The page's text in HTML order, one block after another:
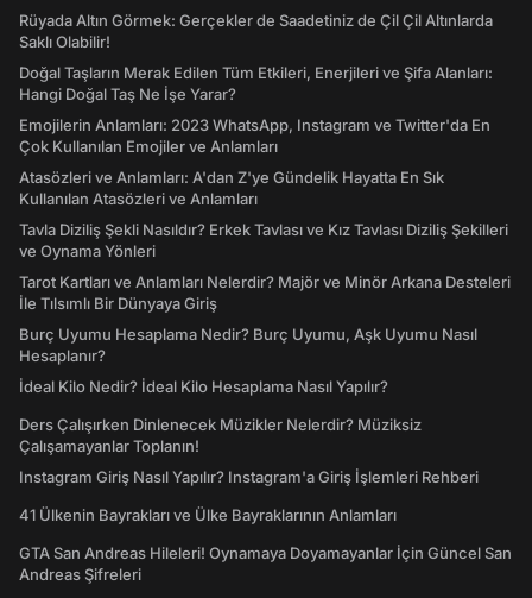
Rüyada Altın Görmek: Gerçekler de Saadetiniz de Çil Çil Altınlarda
Saklı Olabilir!
Doğal Taşların Merak Edilen Tüm Etkileri, Enerjileri ve Şifa Alanları:
Hangi Doğal Taş Ne İşe Yarar?
Emojilerin Anlamları: 2023 WhatsApp, Instagram ve Twitter'da En
Çok Kullanılan Emojiler ve Anlamları
Atasözleri ve Anlamları: A'dan Z'ye Gündelik Hayatta En Sık
Kullanılan Atasözleri ve Anlamları
Tavla Diziliş Şekli Nasıldır? Erkek Tavlası ve Kız Tavlası Diziliş Şekilleri
ve Oynama Yönleri
Tarot Kartları ve Anlamları Nelerdir? Majör ve Minör Arkana Desteleri
İle Tılsımlı Bir Dünyaya Giriş
Burç Uyumu Hesaplama Nedir? Burç Uyumu, Aşk Uyumu Nasıl
Hesaplanır?
İdeal Kilo Nedir? İdeal Kilo Hesaplama Nasıl Yapılır?
Ders Çalışırken Dinlenecek Müzikler Nelerdir? Müziksiz
Çalışamayanlar Toplanın!
Instagram Giriş Nasıl Yapılır? Instagram'a Giriş İşlemleri Rehberi
41 Ülkenin Bayrakları ve Ülke Bayraklarının Anlamları
GTA San Andreas Hileleri! Oynamaya Doyamayanlar İçin Güncel San
Andreas Şifreleri